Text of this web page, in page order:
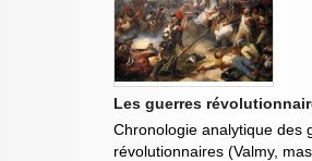
Les guerres
Chronologie analytique des
révolutionnaires (Valmy,